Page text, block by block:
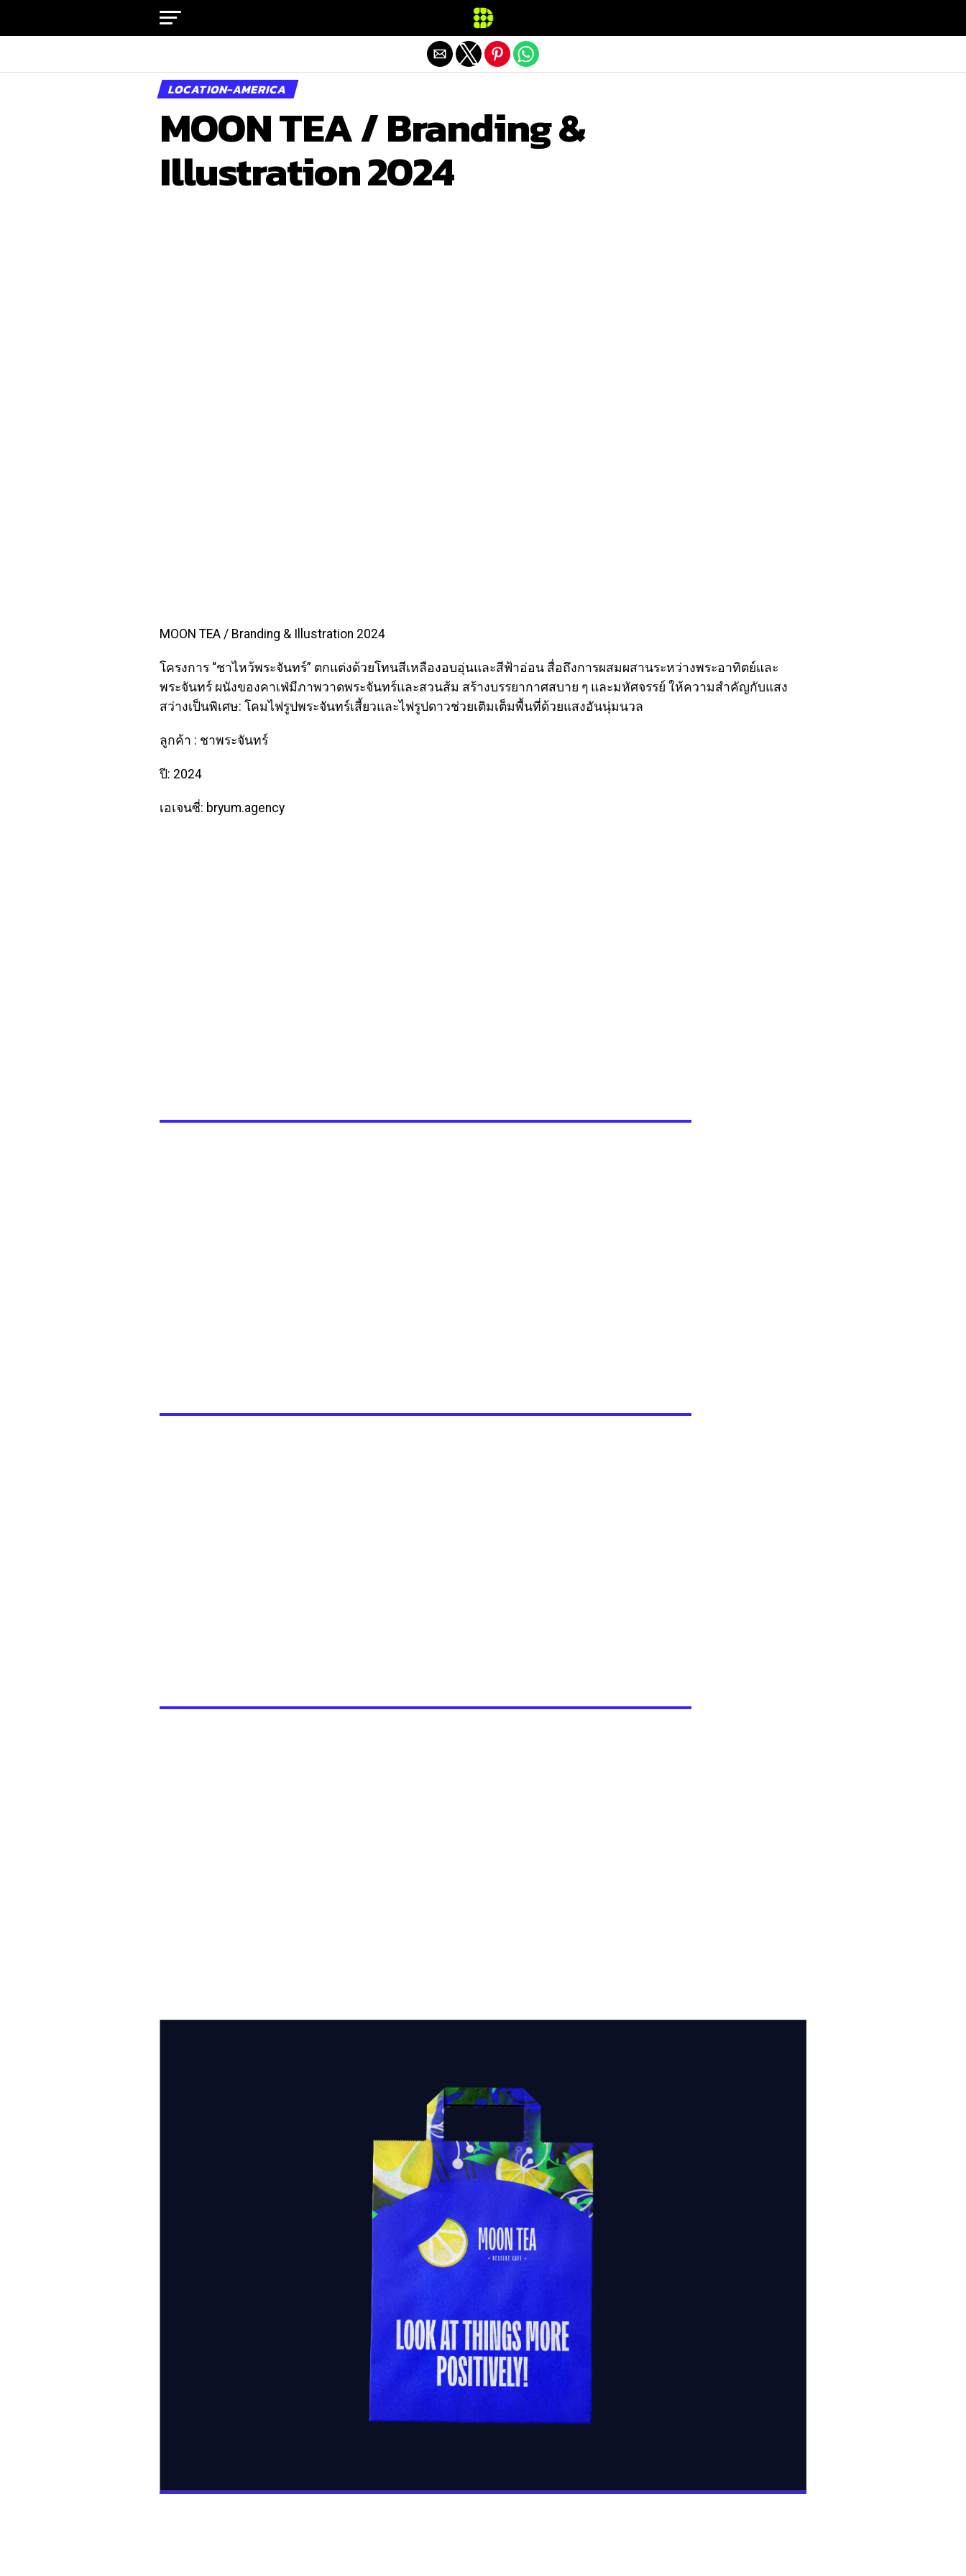
LOCATION-AMERICA
MOON TEA / Branding &
Illustration 2024
MOON TEA / Branding & Illustration 2024
โครงการ “ชาไหว้พระจันทร์” ตกแต่งด้วยโทนสีเหลืองอบอุ่นและสีฟ้าอ่อน สื่อถึงการผสมผสานระหว่างพระอาทิตย์และ
พระจันทร์ ผนังของคาเฟ่มีภาพวาดพระจันทร์และสวนส้ม สร้างบรรยากาศสบาย ๆ และมหัศจรรย์ ให้ความสำคัญกับแสง
สว่างเป็นพิเศษ: โคมไฟรูปพระจันทร์เสี้ยวและไฟรูปดาวช่วยเติมเต็มพื้นที่ด้วยแสงอันนุ่มนวล
ลูกค้า : ชาพระจันทร์
ปี: 2024
เอเจนซี่: bryum.agency
Exit mobile version